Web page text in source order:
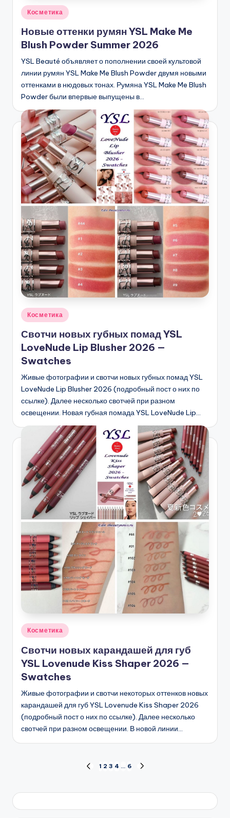
Опубликовано
Косметика
Новые оттенки румян YSL Make Me
Blush Powder Summer 2026
YSL Beauté объявляет о пополнении своей культовой
линии румян YSL Make Me Blush Powder двумя новыми
оттенками в нюдовых тонах. Румяна YSL Make Me Blush
Powder были впервые выпущены в…
Опубликовано
Косметика
Свотчи новых губных помад YSL
LoveNude Lip Blusher 2026 —
Swatches
Живые фотографии и свотчи новых губных помад YSL
LoveNude Lip Blusher 2026 (подробный пост о них по
ссылке). Далее несколько свотчей при разном
освещении. Новая губная помада YSL LoveNude Lip…
Опубликовано
Косметика
Свотчи новых карандашей для губ
YSL Lovenude Kiss Shaper 2026 —
Swatches
Живые фотографии и свотчи некоторых оттенков новых
карандашей для губ YSL Lovenude Kiss Shaper 2026
(подробный пост о них по ссылке). Далее несколько
свотчей при разном освещении. В новой линии…
Пагинация
записей
ПРЕД.
1 2 3 4 … 6